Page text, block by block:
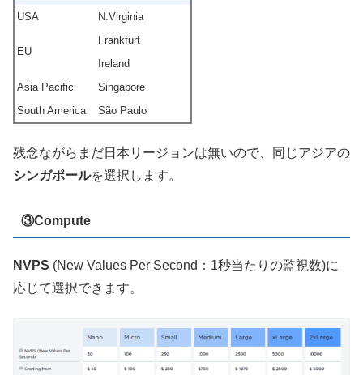
USA
N.Virginia
EU
Frankfurt
Ireland
Asia Pacific
Singapore
South America
São Paulo
残念ながらまだ日本リージョンは無いので、同じアジアの
シンガポールを選択します。
③Compute
NVPS (New Values Per Second：1秒当たりの監視数)に
応じて選択できます。